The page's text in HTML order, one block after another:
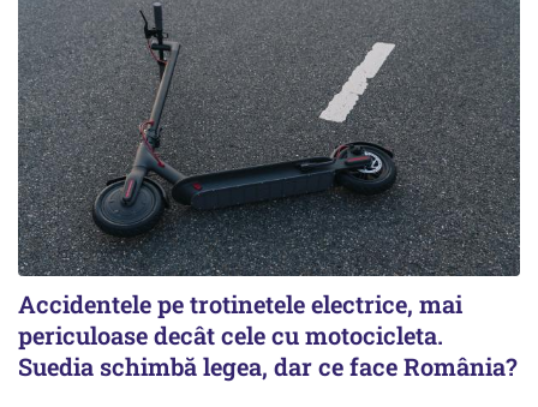
Accidentele pe trotinetele electrice, mai
periculoase decât cele cu motocicleta.
Suedia schimbă legea, dar ce face România?